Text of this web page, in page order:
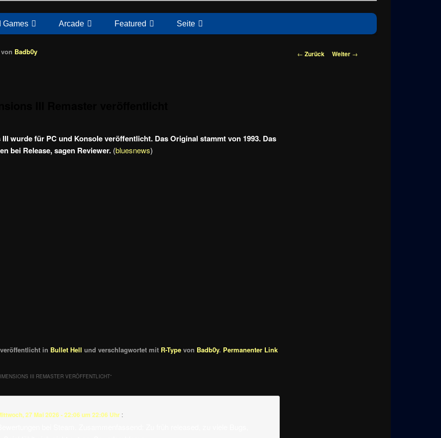
Games Arcade Featured Seite
Beitragsnavigation
← Zurück Weiter →
von Badb0y
III wurde für PC und Konsole veröffentlicht. Das Original stammt von 1993. Das
bei Release, sagen Reviewer. (bluesnews)
in Bullet Hell und verschlagwortet mit R-Type von Badb0y. Permanenter Link
III REMASTER VERÖFFENTLICHT“
27 Mai 2026 - 22:06 um 22:06 Uhr :